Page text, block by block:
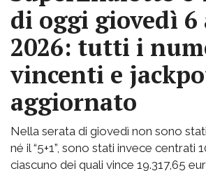
di oggi giovedì 6
2026: tutti i
vincenti e
aggiornato
Nella serata di giovedì non sono stati
né il “5+1”, sono stati invece centrati
ciascuno dei quali vince 19.317,65